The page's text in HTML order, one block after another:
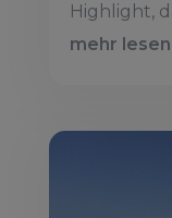
Highlight,
mehr lesen